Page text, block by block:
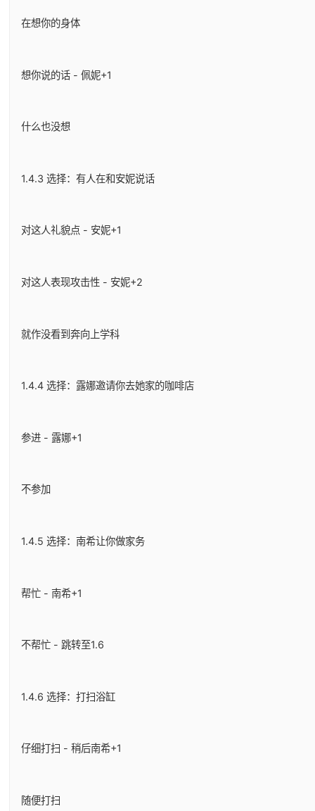
在想你的身体
想你说的话 - 佩妮+1
什么也没想
1.4.3 选择：有人在和安妮说话
对这人礼貌点 - 安妮+1
对这人表现攻击性 - 安妮+2
就作没看到奔向上学科
1.4.4 选择：露娜邀请你去她家的咖啡店
参进 - 露娜+1
不参加
1.4.5 选择：南希让你做家务
帮忙 - 南希+1
不帮忙 - 跳转至1.6
1.4.6 选择：打扫浴缸
仔细打扫 - 稍后南希+1
随便打扫